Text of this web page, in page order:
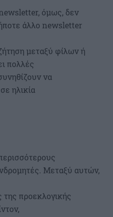
όμως, δεν
άλλο newsletter
μεταξύ φίλων ή
πολλές
να
ηλικία
Μεταξύ αυτών,
της προεκλογικής